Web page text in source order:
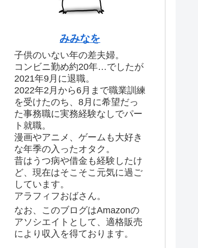
みみなを
子供のいない年の差夫婦。
コンビニ勤め約20年…でしたが
2021年9月に退職。
2022年2月から6月まで職業訓練
を受けたのち、8月に希望だっ
た事務職に実務経験なしでパー
ト就職。
漫画やアニメ、ゲームも大好き
な年季の入ったオタク。
昔はうつ病や借金も経験したけ
ど、現在はそこそこ元気に過ご
しています。
アラフィフおばさん。
なお、このブログはAmazonの
アソシエイトとして、適格販売
により収入を得ております。